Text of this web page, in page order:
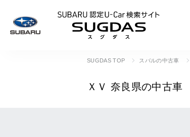
SUGDAS TOP スバルの中古車
ＸＶ奈良県の中古車